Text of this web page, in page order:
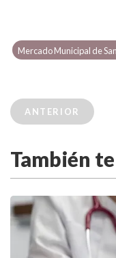
Mercado Municipal de
ANTERIOR
También